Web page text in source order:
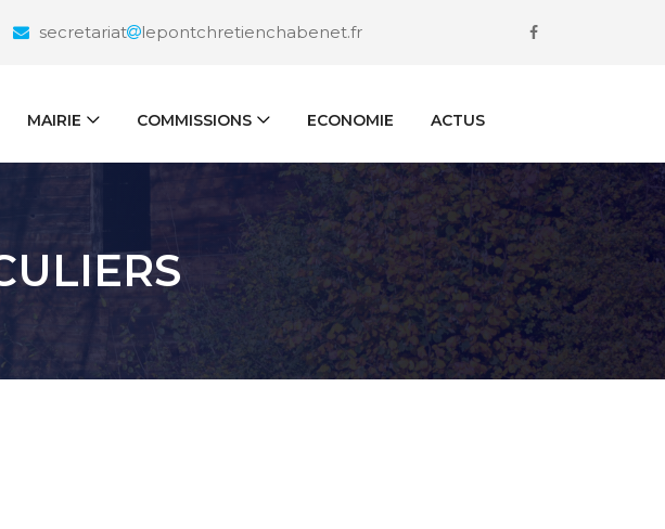
secretariat lepontchretienchabenet.fr
MAIRIE COMMISSIONS ECONOMIE ACTUS